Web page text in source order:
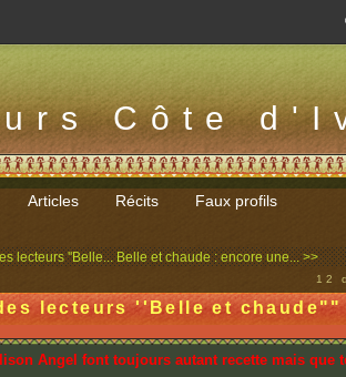
Côte
Articles Récits Faux profils
lecteurs ''Belle... Belle et chaude : encore une... >>
12
lecteurs ''Belle et chaude""
Angel font toujours autant recette mais que